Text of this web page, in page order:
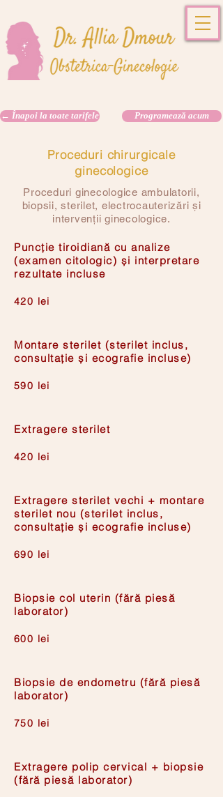
← Înapoi la toate tarifele Programează acum
Proceduri chirurgicale
ginecologice
Proceduri ginecologice ambulatorii,
biopsii, sterilet, electrocauterizări și
intervenții ginecologice.
Puncție tiroidiană cu analize
(examen citologic) și interpretare
rezultate incluse
420 lei
Montare sterilet (sterilet inclus,
consultație și ecografie incluse)
590 lei
Extragere sterilet
420 lei
Extragere sterilet vechi + montare
sterilet nou (sterilet inclus,
consultație și ecografie incluse)
690 lei
Biopsie col uterin (fără piesă
laborator)
600 lei
Biopsie de endometru (fără piesă
laborator)
750 lei
Extragere polip cervical + biopsie
(fără piesă laborator)